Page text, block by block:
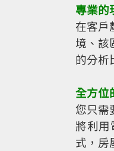
專業的
在客戶
境、該
的分析
全方位
您只需
將利用
式，房